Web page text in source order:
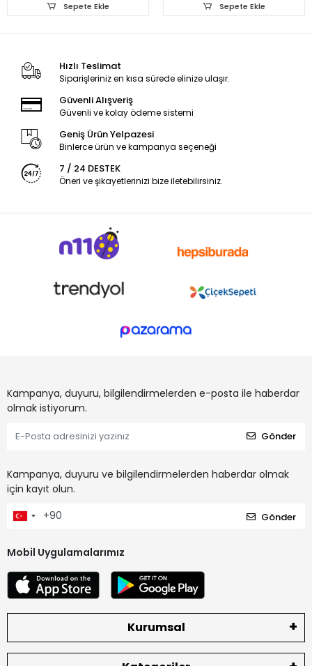
Sepete Ekle Sepete Ekle
Hızlı Teslimat
Siparişleriniz en kısa sürede elinize ulaşır.
Güvenli Alışveriş
Güvenli ve kolay ödeme sistemi
Geniş Ürün Yelpazesi
Binlerce ürün ve kampanya seçeneği
7 / 24 DESTEK
Öneri ve şikayetlerinizi bize iletebilirsiniz.
Kampanya, duyuru, bilgilendirmelerden e-posta ile haberdar
olmak istiyorum.
Gönder
Kampanya, duyuru ve bilgilendirmelerden haberdar olmak
için kayıt olun.
Gönder
Mobil Uygulamalarımız
Kurumsal